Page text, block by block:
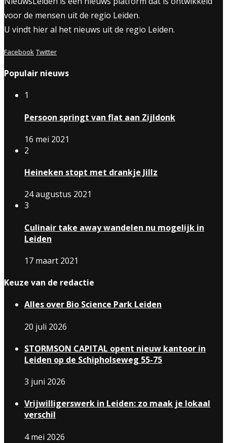
voor de mensen uit de regio Leiden.
U vindt hier al het nieuws uit de regio Leiden.
Facebook Twitter
Populair nieuws
1
Persoon springt van flat aan Zijldonk
16 mei 2021
2
Heineken stopt met drankje Jillz
24 augustus 2021
3
Culinair take away wandelen nu mogelijk in
Leiden
17 maart 2021
Keuze van de redactie
Alles over Bio Science Park Leiden
20 juli 2026
STORMSON CAPITAL opent nieuw kantoor in
Leiden op de Schipholseweg 55-75
3 juni 2026
Vrijwilligerswerk in Leiden: zo maak je lokaal
verschil
4 mei 2026